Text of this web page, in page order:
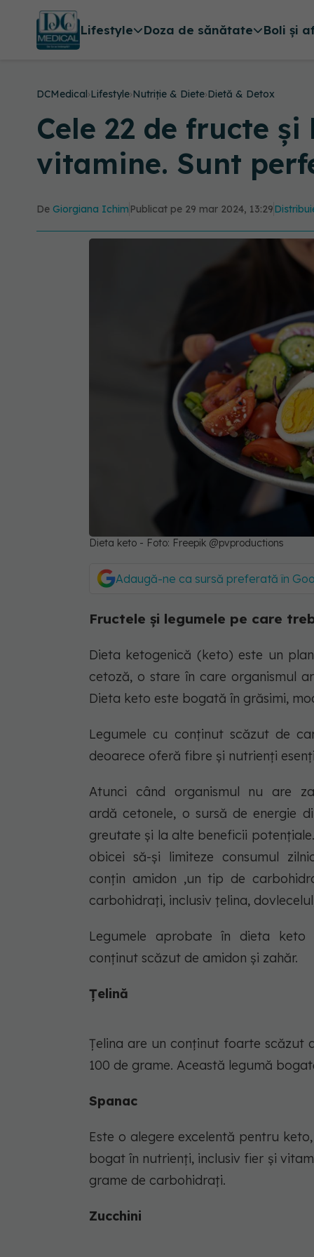
Lifestyle Doza de sănătate Boli și
DCMedical›Lifestyle›Nutriție & Diete›Dietă & Detox
Cele 22 de fructe
vitamine. Sunt
De Giorgiana Ichim Publicat pe 29 mar 2024, 13:29
Dieta keto - Foto: Freepik @pvproductions
Adaugă-ne ca sursă preferată în
Fructele și legumele pe care
Dieta ketogenică (keto) este un
cetoză, o stare în care organismul
Dieta keto este bogată în grăsimi,
Legumele cu conținut scăzut de
deoarece oferă fibre și nutrienți
Atunci când organismul nu are
ardă cetonele, o sursă de energie
greutate și la alte beneficii
obicei să-și limiteze consumul
conțin amidon ,un tip de
carbohidrați, inclusiv țelina,
Legumele aprobate în dieta
conținut scăzut de amidon și zahăr.
Țelină
Țelina are un conținut foarte scăzut
100 de grame. Această legumă
Spanac
Este o alegere excelentă pentru
bogat în nutrienți, inclusiv fier și
grame de carbohidrați.
Zucchini